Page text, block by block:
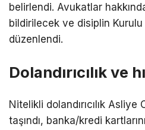
belirlendi. Avukatlar
bildirilecek ve disiplin Kurulu
düzenlendi.
Dolandırıcılık ve
Nitelikli dolandırıcılık Asliye
taşındı, banka/kredi